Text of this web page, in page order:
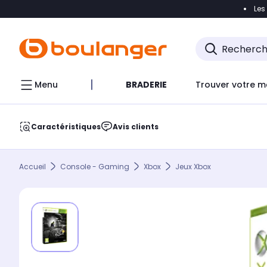
Accéder
Menu BRADERIE Trouver votre
Caractéristiques Avis clients
Accueil Console - Gaming Xbox Jeux Xbox